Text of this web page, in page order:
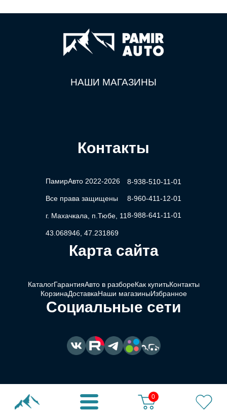
0
НАШИ МАГАЗИНЫ
Контакты
ПамирАвто 2022-2026
Все права защищены
г. Махачкала, п.Тюбе, 11
43.068946, 47.231869
8-938-510-11-01
8-960-411-12-01
8-988-641-11-01
Карта сайта
КаталогГарантияАвто в разбореКак купитьКонтакты
КорзинаДоставкаНаши магазиныИзбранное
Социальные сети